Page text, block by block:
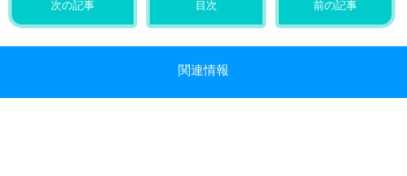
次の記事 目次 前の記事
関連情報